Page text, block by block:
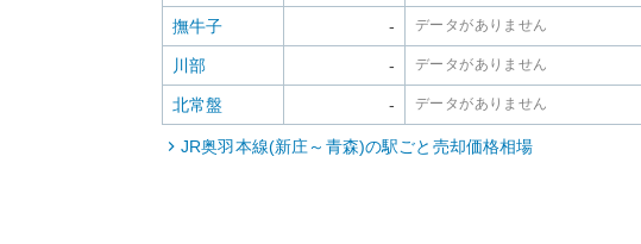
撫牛子 - データがありません
川部 - データがありません
北常盤 - データがありません
JR奥羽本線(新庄～青森)の駅ごと売却価格相場